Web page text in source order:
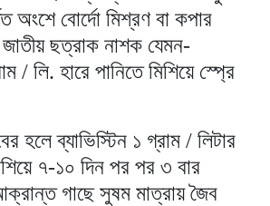
অংশে বোর্দো মিশ্রণ বা কপার
ছত্রাক নাশক যেমন-
/ লি. হারে পানিতে মিশিয়ে স্প্রে
হলে ব্যাভিস্টিন ১ গ্রাম / লিটার
৭-১০ দিন পর পর ৩ বার
গাছে সুষম মাত্রায় জৈব